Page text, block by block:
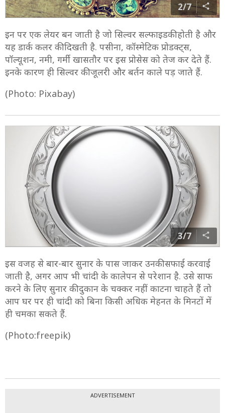
2/7
इन पर एक लेयर बन जाती है जो सिल्वर सल्फाइडकी होती है और
यह डार्क कलर की दिखती है. पसीना, कॉस्मेटिक प्रोडक्ट्स,
पॉल्यूशन, नमी, गर्मी खासतौर पर इस प्रोसेस को तेज कर देते हैं.
इनके कारण ही सिल्वर की जूलरी और बर्तन काले पड़ जाते हैं.
(Photo: Pixabay)
3/7
इस वजह से बार-बार सुनार के पास जाकर उनकी सफाई करवाई
जाती है, अगर आप भी चांदी के कालेपन से परेशान है. उसे साफ
करने के लिए सुनार की दुकान के चक्कर नहीं काटना चाहते हैं तो
आप घर पर ही चांदी को बिना किसी अधिक मेहनत के मिनटों में
ही चमका सकते हैं.
(Photo:freepik)
ADVERTISEMENT